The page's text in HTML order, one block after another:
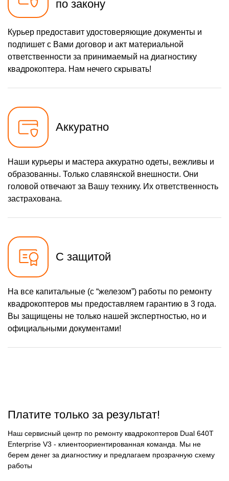
по закону
Курьер предоставит удостоверяющие документы и
подпишет с Вами договор и акт материальной
ответственности за принимаемый на диагностику
квадрокоптера. Нам нечего скрывать!
Аккуратно
Наши курьеры и мастера аккуратно одеты, вежливы и
образованны. Только славянской внешности. Они
головой отвечают за Вашу технику. Их ответственность
застрахована.
С защитой
На все капитальные (с “железом”) работы по ремонту
квадрокоптеров мы предоставляем гарантию в 3 года.
Вы защищены не только нашей экспертностью, но и
официальными документами!
Платите только за результат!
Наш сервисный центр по ремонту квадрокоптеров Dual 640T
Enterprise V3 - клиентоориентированная команда. Мы не
берем денег за диагностику и предлагаем прозрачную схему
работы